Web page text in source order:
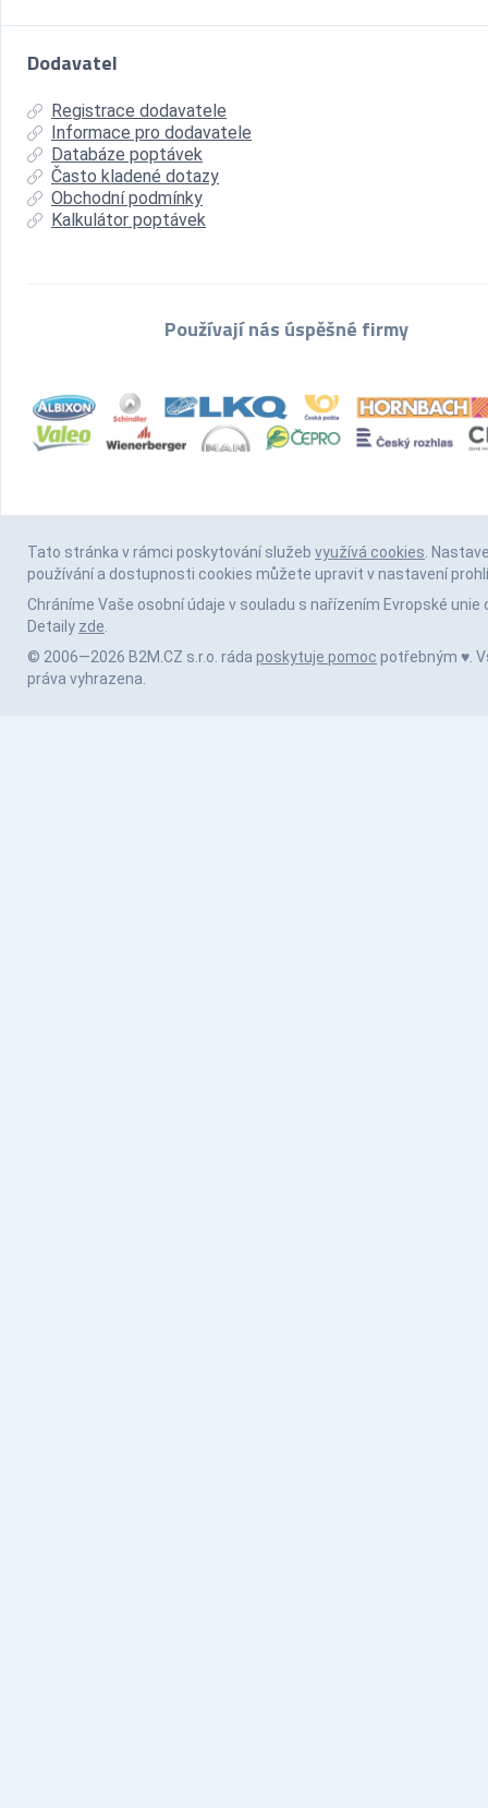
Dodavatel
Registrace dodavatele
Informace pro dodavatele
Databáze poptávek
Často kladené dotazy
Obchodní podmínky
Kalkulátor poptávek
Používají nás úspěšné firmy
Tato stránka v rámci poskytování služeb využívá cookies.
používání a dostupnosti cookies můžete upravit v nastavení
Chráníme Vaše osobní údaje v souladu s nařízením Evropské unie
Detaily zde.
© 2006—2026 B2M.CZ s.r.o. ráda poskytuje pomoc potřebným ♥️.
práva vyhrazena.